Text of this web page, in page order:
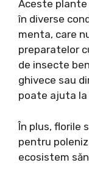
Aceste
în diverse
menta, care
preparatelor
de insecte
ghivece sau
poate ajuta la
În plus, florile
pentru
ecosistem